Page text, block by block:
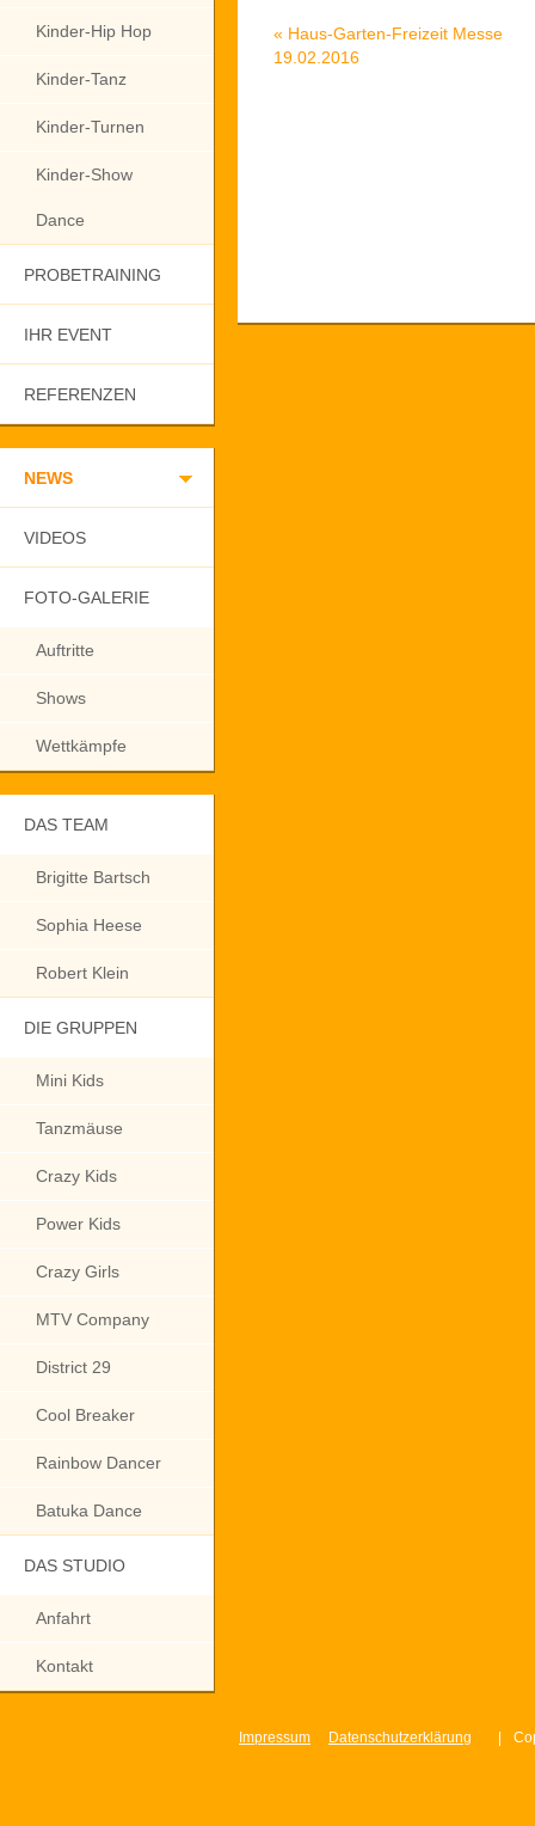
Kinder-Hip Hop
Kinder-Tanz
Kinder-Turnen
Kinder-Show
Dance
PROBETRAINING
IHR EVENT
REFERENZEN
NEWS
VIDEOS
FOTO-GALERIE
Auftritte
Shows
Wettkämpfe
DAS TEAM
Brigitte Bartsch
Sophia Heese
Robert Klein
DIE GRUPPEN
Mini Kids
Tanzmäuse
Crazy Kids
Power Kids
Crazy Girls
MTV Company
District 29
Cool Breaker
Rainbow Dancer
Batuka Dance
DAS STUDIO
Anfahrt
Kontakt
« Haus-Garten-Freizeit Messe
19.02.2016
Impressum Datenschutzerklärung